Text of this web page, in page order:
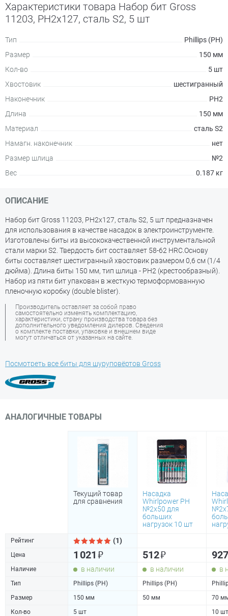
Характеристики товара Набор бит Gross
11203, PH2х127, сталь S2, 5 шт
Тип
Phillips (PH)
Размер
150 мм
Кол-во
5 шт
Хвостовик
шестигранный
Наконечник
PH2
Длина
150 мм
Материал
сталь S2
Намагн. наконечник
нет
Размер шлица
№2
Вес
0.187 кг
ОПИСАНИЕ
Набор бит Gross 11203, PH2х127, сталь S2, 5 шт предназначен
для использования в качестве насадок в электроинструменте.
Изготовлены биты из высококачественной инструментальной
стали марки S2. Твердость бит составляет 58-62 HRС.Основу
биты составляет шестигранный хвостовик размером 0,6 см (1/4
дюйма). Длина биты 150 мм, тип шлица - PH2 (крестообразный).
Набор из пяти бит упакован в жесткую термоформованную
пленочную коробку (double blister).
Производитель оставляет за собой право
самостоятельно изменять комплектацию,
характеристики, страну производства товара без
дополнительного уведомления дилеров. Сведения
о комплекте поставки, упаковке и внешнем виде
могут отличаться от указанных на сайте.
Посмотреть все биты для шуруповёртов Gross
АНАЛОГИЧНЫЕ ТОВАРЫ
Текущий товар
для сравнения
Насадка
Whirlpower PН
№2х50 для
больших
нагрузок 10 шт
Рейтинг (1)
Цена 1 021 ₽ 512₽
Наличие в наличии в наличии в
Тип Phillips (PH) Phillips (PH)
Размер
150 мм 50 мм
70
Кол-во
5 шт
10 шт